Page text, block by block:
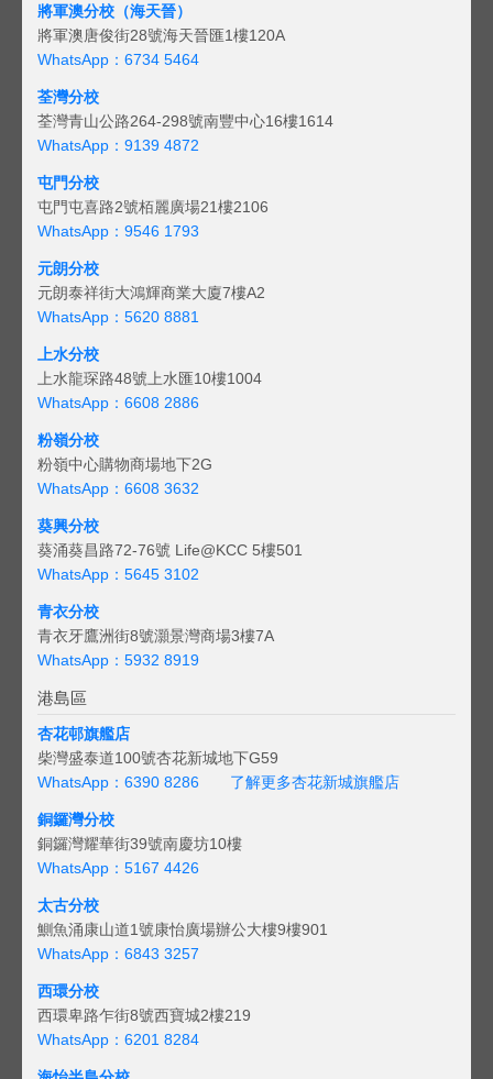
將軍澳分校（海天晉）
將軍澳唐俊街28號海天晉匯1樓120A
WhatsApp：6734 5464
荃灣分校
荃灣青山公路264-298號南豐中心16樓1614
WhatsApp：9139 4872
屯門分校
屯門屯喜路2號栢麗廣場21樓2106
WhatsApp：9546 1793
元朗分校
元朗泰祥街大鴻輝商業大廈7樓A2
WhatsApp：5620 8881
上水分校
上水龍琛路48號上水匯10樓1004
WhatsApp：6608 2886
粉嶺分校
粉嶺中心購物商場地下2G
WhatsApp：6608 3632
葵興分校
葵涌葵昌路72-76號 Life@KCC 5樓501
WhatsApp：5645 3102
青衣分校
青衣牙鷹洲街8號灝景灣商場3樓7A
WhatsApp：5932 8919
港島區
杏花邨旗艦店
柴灣盛泰道100號杏花新城地下G59
WhatsApp：6390 8286
了解更多杏花新城旗艦店
銅鑼灣分校
銅鑼灣耀華街39號南慶坊10樓
WhatsApp：5167 4426
太古分校
鰂魚涌康山道1號康怡廣場辦公大樓9樓901
WhatsApp：6843 3257
西環分校
西環卑路乍街8號西寶城2樓219
WhatsApp：6201 8284